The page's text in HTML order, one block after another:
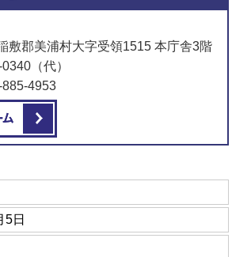
敷郡美浦村大字受領1515 本庁舎3階
（代）
4953
5日